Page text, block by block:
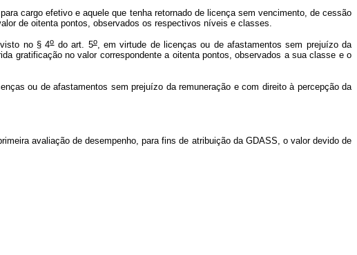
cargo efetivo e aquele que tenha retornado de licença sem vencimento, de cessão
de oitenta pontos, observados os respectivos níveis e classes.
no § 4odo art. 5o, em virtude de licenças ou de afastamentos sem prejuízo da
gratificação no valor correspondente a oitenta pontos, observados a sua classe e o
ou de afastamentos sem prejuízo da remuneração e com direito à percepção da
avaliação de desempenho, para fins de atribuição da GDASS, o valor devido de